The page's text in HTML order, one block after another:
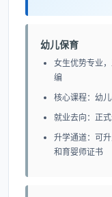
幼儿保育
女生优势专业
编
核心课程：幼
就业去向：正
升学通道：可
和育婴师证书